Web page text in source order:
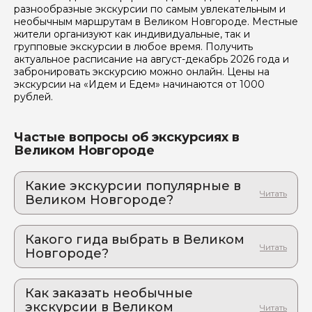
разнообразные экскурсии по самым увлекательным и
необычным маршрутам в Великом Новгороде. Местные
жители организуют как индивидуальные, так и
групповые экскурсии в любое время. Получить
актуальное расписание на август-декабрь 2026 года и
забронировать экскурсию можно онлайн. Цены на
экскурсии на «Идем и Едем» начинаются от 1000
рублей.
Частые вопросы об экскурсиях в
Великом Новгороде
Какие экскурсии популярные в
Великом Новгороде?
экскурсия по старому городу
Возможность прочувствовать дух древней Руси
2. Экскурсия и мастер-класс по росписи
стеклянных игрушек
Магия стекла: создайте свою уникальную игрушку
3. Русь изначальная: Господин Великий
Какого гида выбрать в Великом
Новгороде?
2. Алексей.К 830
Как заказать необычные
экскурсии в Великом